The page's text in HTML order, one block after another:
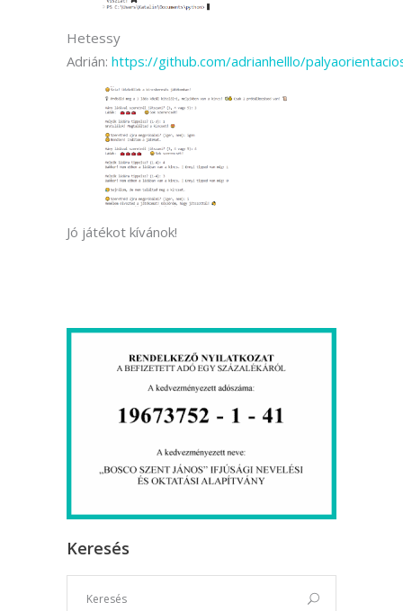
Hetessy
Adrián: https://github.com/adrianhelllo/
Jó játékot kívánok!
Keresés